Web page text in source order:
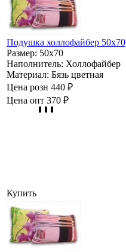
Подушка холлофайбер 50х70
Размер: 50х70
Наполнитель: Холлофайбер
Материал: Бязь цветная
Цена розн 440 ₽
Цена опт 370 ₽
Купить